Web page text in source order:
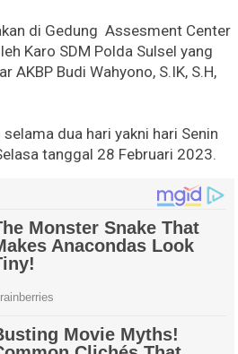
di Gedung Assesment Center
Karo SDM Polda Sulsel yang
AKBP Budi Wahyono, S.IK, S.H,
dua hari yakni hari Senin
tanggal 28 Februari 2023.